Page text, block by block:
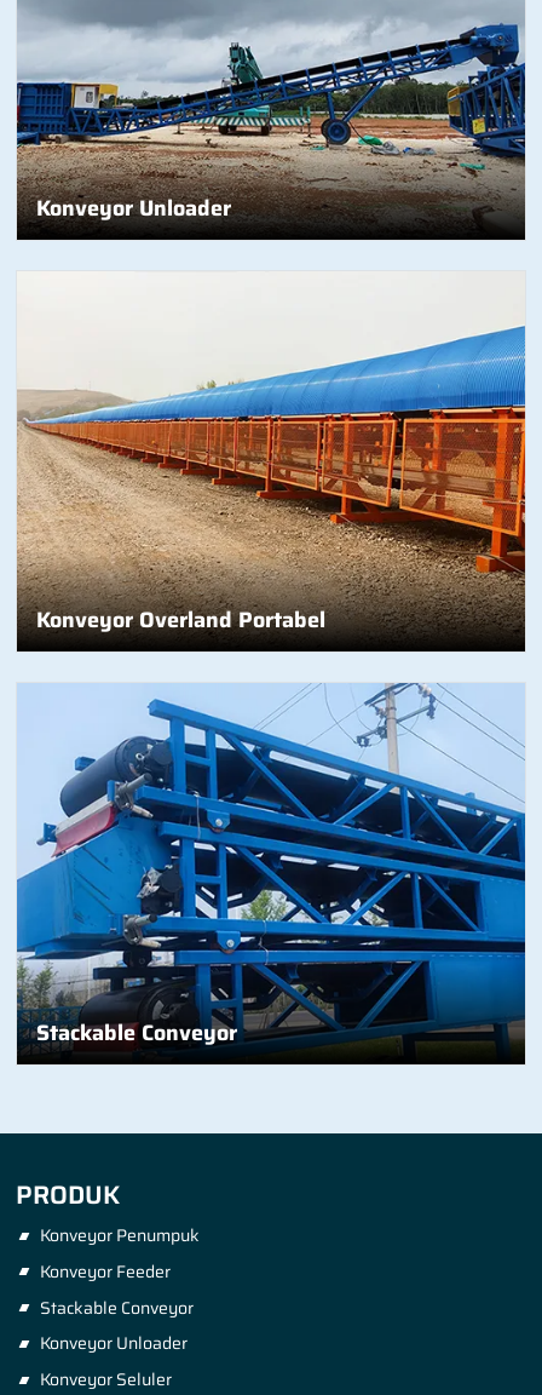
Konveyor Unloader
Konveyor Overland Portabel
Stackable Conveyor
PRODUK
Konveyor Penumpuk
Konveyor Feeder
Stackable Conveyor
Konveyor Unloader
Konveyor Seluler